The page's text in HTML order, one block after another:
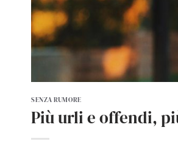
SENZA RUMORE
Più urli e offendi,